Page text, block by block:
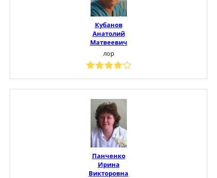
Кубанов
Анатолий
Матвеевич
лор
Панченко
Ирина
Викторовна